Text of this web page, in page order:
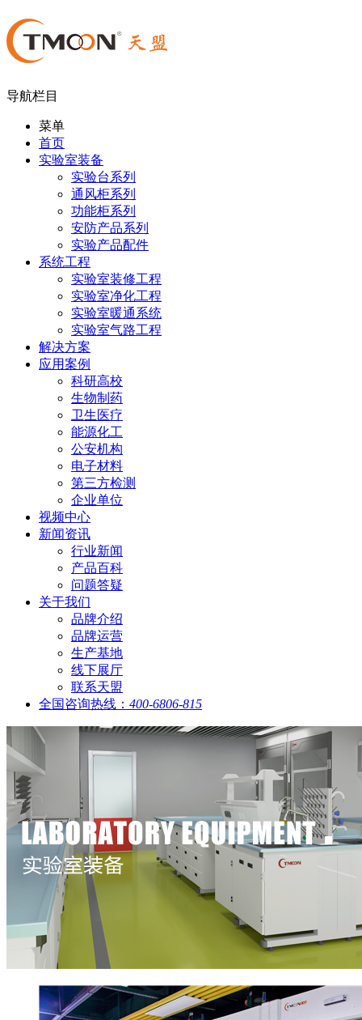
导航栏目
菜单
首页
实验室装备
实验台系列
通风柜系列
功能柜系列
安防产品系列
实验产品配件
系统工程
实验室装修工程
实验室净化工程
实验室暖通系统
实验室气路工程
解决方案
应用案例
科研高校
生物制药
卫生医疗
能源化工
公安机构
电子材料
第三方检测
企业单位
视频中心
新闻资讯
行业新闻
产品百科
问题答疑
关于我们
品牌介绍
品牌运营
生产基地
线下展厅
联系天盟
全国咨询热线： 400-6806-815